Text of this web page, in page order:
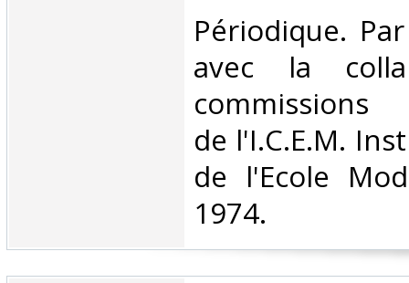
‎Périodique.
avec la
commissions
de l'I.C.E.M.
de l'Ecole
1974.‎